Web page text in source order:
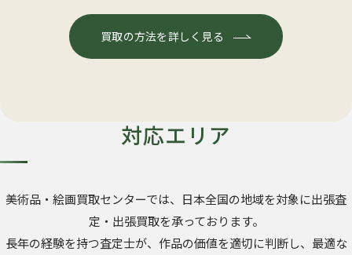
買取の方法を詳しく見る
対応エリア
美術品・絵画買取センターでは、日本全国の地域を対象に出張査
定・出張買取を承っております。
長年の経験を持つ査定士が、作品の価値を適切に判断し、最適な